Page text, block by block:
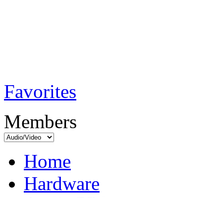
Favorites
Members
Home
Hardware